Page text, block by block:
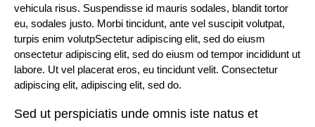
vehicula risus. Suspendisse id mauris sodales, blandit tortor
eu, sodales justo. Morbi tincidunt, ante vel suscipit volutpat,
turpis enim volutpSectetur adipiscing elit, sed do eiusm
onsectetur adipiscing elit, sed do eiusm od tempor incididunt ut
labore. Ut vel placerat eros, eu tincidunt velit. Consectetur
adipiscing elit, adipiscing elit, sed do.
Sed ut perspiciatis unde omnis iste natus et